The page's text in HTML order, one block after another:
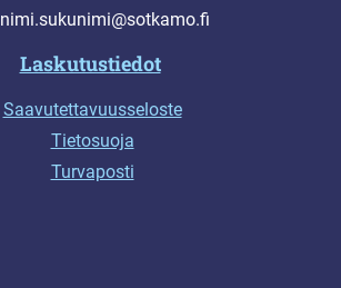
Laskutustiedot
Saavutettavuusseloste
Tietosuoja
Turvaposti